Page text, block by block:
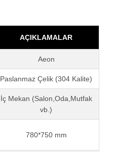
AÇIKLAMALAR
Aeon
Paslanmaz Çelik (304 Kalite)
İç Mekan (Salon,Oda,Mutfak
vb.)
780*750 mm